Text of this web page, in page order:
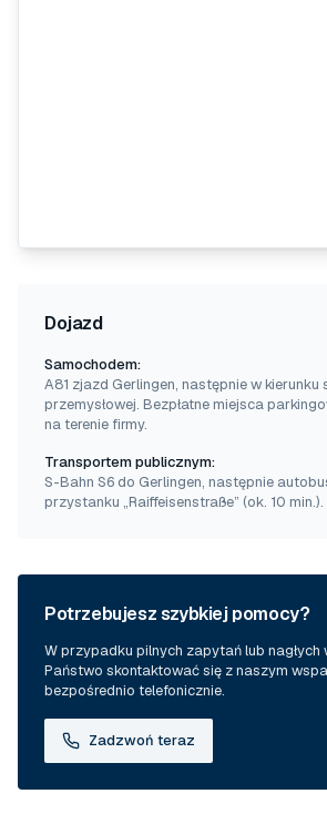
Dojazd
Samochodem:
A81 zjazd Gerlingen, następnie w kierunku
przemysłowej. Bezpłatne miejsca
na terenie firmy.
Transportem publicznym:
S-Bahn S6 do Gerlingen, następnie
przystanku „Raiffeisenstraße” (ok. 10 min.).
Potrzebujesz szybkiej pomocy?
W przypadku pilnych zapytań lub nagłych
Państwo skontaktować się z naszym
bezpośrednio telefonicznie.
Zadzwoń teraz